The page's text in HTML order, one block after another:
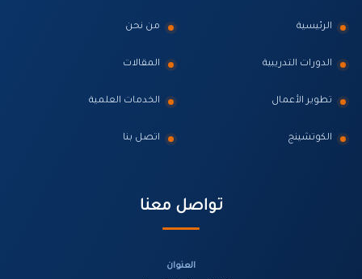
الرئيسية من نحن
الدورات التدريبية المقالات
تطوير الأعمال الخدمات العلمية
الكوتشينج اتصل بنا
تواصل معنا
العنوان